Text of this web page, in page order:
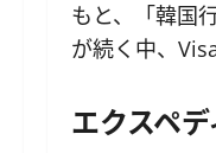
もと、「韓国
が続く中、
エクスペ